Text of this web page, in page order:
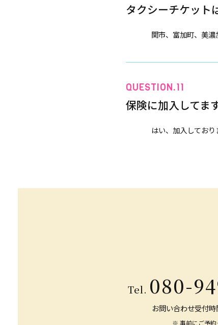
タクシーチケット
関市、富加町、美濃
保険に加入してま
はい、加入しており
Tel. 080-
お問い合わせ受付時
事前にご予約